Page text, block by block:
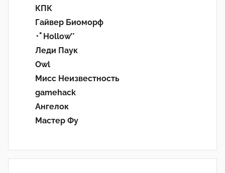
КПК
Гайвер Биоморф
･ﾟHollow’°
Леди Паук
Owl
Мисс Неизвестность
gamehack
Ангелок
Мастер Фу